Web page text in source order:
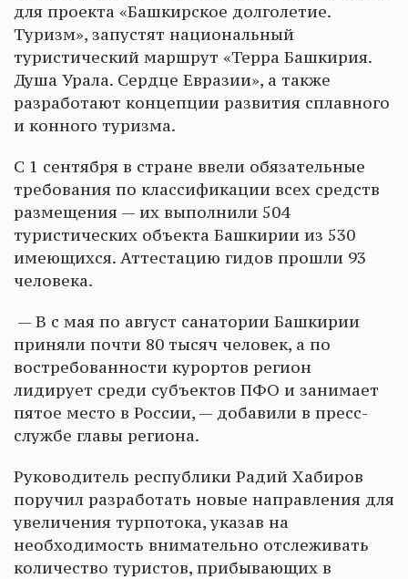
для проекта «Башкирское долголетие.
Туризм», запустят национальный
туристический маршрут «Терра Башкирия.
Душа Урала. Сердце Евразии», а также
разработают концепции развития сплавного
и конного туризма.
С 1 сентября в стране ввели обязательные
требования по классификации всех средств
размещения — их выполнили 504
туристических объекта Башкирии из 530
имеющихся. Аттестацию гидов прошли 93
человека.
— В с мая по август санатории Башкирии
приняли почти 80 тысяч человек, а по
востребованности курортов регион
лидирует среди субъектов ПФО и занимает
пятое место в России, — добавили в пресс-
службе главы региона.
Руководитель республики Радий Хабиров
поручил разработать новые направления для
увеличения турпотока, указав на
необходимость внимательно отслеживать
количество туристов, прибывающих в